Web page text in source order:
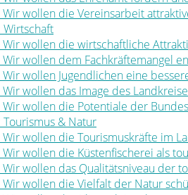
Wir wollen die Vereinsarbeit
Wir wollen die wirtschaftliche
Wir wollen dem Fachkräftemangel
Wir wollen Jugendlichen eine
Wir wollen das Image des
Wir wollen die Potentiale der
& Natur
Wir wollen die Tourismuskräfte im
Wir wollen die Küstenfischerei als
Wir wollen das Qualitätsniveau der
Wir wollen die Vielfalt der Natur